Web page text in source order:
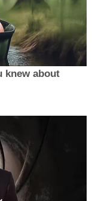
knew about